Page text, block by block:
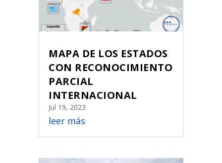
MAPA DE LOS ESTADOS
CON RECONOCIMIENTO
PARCIAL
INTERNACIONAL
Jul 19, 2023
leer más